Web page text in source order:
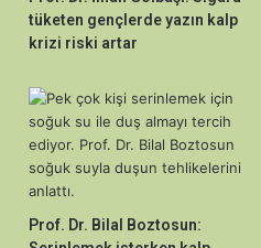
tüketen gençlerde yazın kalp
krizi riski artar
Prof. Dr. Bilal Boztosun: